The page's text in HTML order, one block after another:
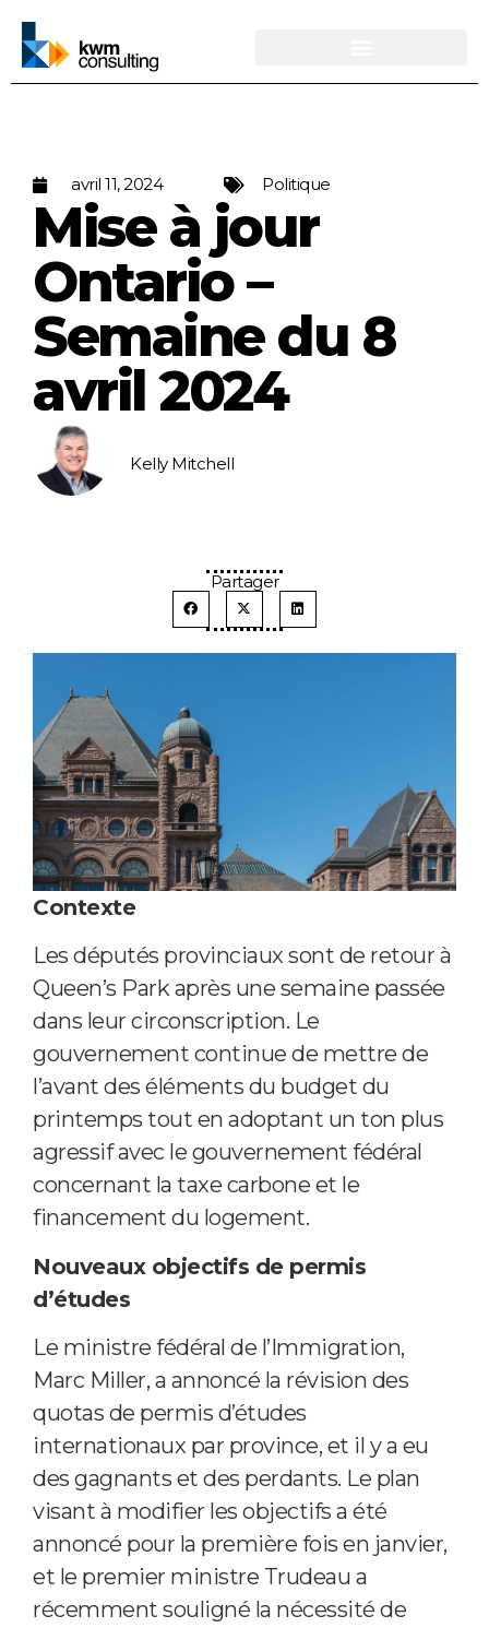
avril 11, 2024 Politique
Mise à jour
Ontario –
Semaine du 8
avril 2024
Kelly Mitchell
Partager
Contexte
Les députés provinciaux sont de retour à
Queen’s Park après une semaine passée
dans leur circonscription. Le
gouvernement continue de mettre de
l’avant des éléments du budget du
printemps tout en adoptant un ton plus
agressif avec le gouvernement fédéral
concernant la taxe carbone et le
financement du logement.
Nouveaux objectifs de permis
d’études
Le ministre fédéral de l’Immigration,
Marc Miller, a annoncé la révision des
quotas de permis d’études
internationaux par province, et il y a eu
des gagnants et des perdants. Le plan
visant à modifier les objectifs a été
annoncé pour la première fois en janvier,
et le premier ministre Trudeau a
récemment souligné la nécessité de